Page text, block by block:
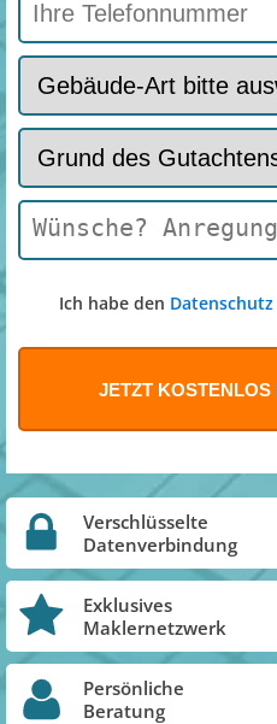
Ich habe den Datenschutz
Verschlüsselte
Datenverbindung
Exklusives
Maklernetzwerk
Persönliche
Beratung